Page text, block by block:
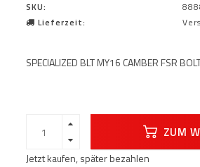
SKU:
Lieferzeit:
SPECIALIZED BLT MY16 CAMBER FSR
ZUM
Jetzt kaufen, später bezahlen